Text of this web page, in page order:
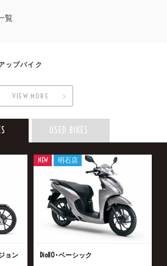
覧
プバイク
VIEW MORE
USED BIKES
ョン Dio110･ベーシック
NEW 明石店